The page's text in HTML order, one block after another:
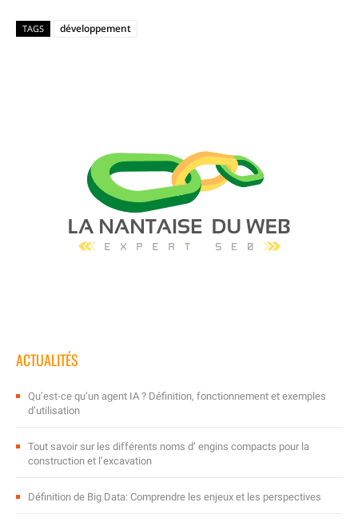
TAGS développement
ACTUALITÉS
Qu’est-ce qu’un agent IA ? Définition, fonctionnement et exemples
d’utilisation
Tout savoir sur les différents noms d’ engins compacts pour la
construction et l’excavation
Définition de Big Data: Comprendre les enjeux et les perspectives